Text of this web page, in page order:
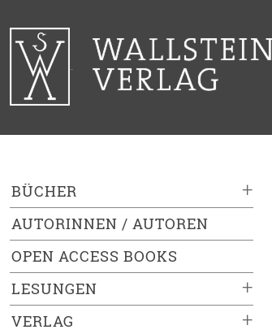
+
BÜCHER
AUTORINNEN / AUTOREN
OPEN ACCESS BOOKS
+
LESUNGEN
+
VERLAG